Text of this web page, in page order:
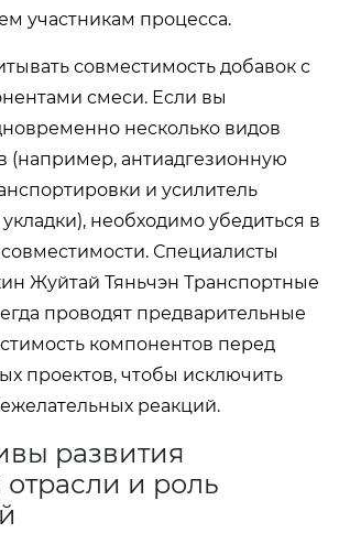
участникам процесса.
совместимость добавок с
смеси. Если вы
несколько видов
(например, антиадгезионную
и усилитель
необходимо убедиться в
Специалисты
Жуйтай Тяньчэн Транспортные
проводят предварительные
компонентов перед
проектов, чтобы исключить
реакций.
развития
и роль